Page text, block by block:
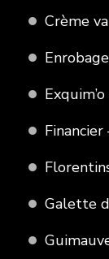
Crème
Financier
Galette